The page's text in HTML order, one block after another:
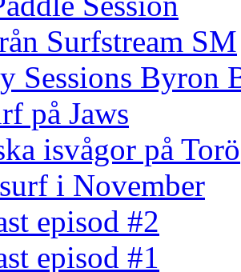
Surfstream SM
Sessions Byron
på Jaws
isvågor på Torö
i November
episod #2
episod #1